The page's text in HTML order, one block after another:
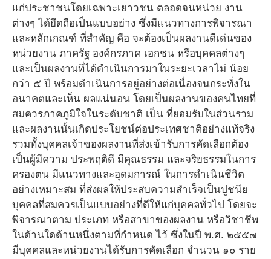
แก่ประชาชนโดยเฉพาะเยาวชน ตลอดจนหน่วย งาน
ต่างๆ ได้ยึดถือเป็นแบบอย่าง ซึ่งมีแนวทางการพิจารณา
และหลักเกณฑ์ ที่สำคัญ คือ จะต้องเป็นผลงานดีเด่นของ
หน่วยงาน ภาครัฐ องค์กรภาค เอกชน หรือบุคคลต่างๆ
และเป็นผลงานที่ได้ดำเนินการมาในระยะเวลาไม่ น้อย
กว่า ๕ ปี พร้อมดำเนินการอยู่อย่างต่อเนื่องจนกระทั่งใน
อนาคตและเห็น ผลแน่นอน โดยเป็นผลงานของคนไทยที่
สมควรภาคภูมิใจในระดับชาติ เป็น ที่ยอมรับในส่วนรวม
และผลงานนั้นเกิดประโยชน์ต่อประเทศชาติอย่างแท้จริง
รวมทั้งบุคคลเจ้าของผลงานที่ส่งเข้ารับการคัดเลือกต้อง
เป็นผู้มีความ ประพฤติดี มีคุณธรรม และจริยธรรมในการ
ครองตน มีแนวทางและอุดมการณ์ ในการดำเนินชีวิต
อย่างเหมาะสม ที่ส่งผลให้ประสบความสำเร็จเป็นปูชนีย
บุคคลที่สมควรเป็นแบบอย่างที่ดีให้แก่บุคคลทั่วไป โดยจะ
พิจารณาตาม ประเภท หรือสาขาของผลงาน หรือวิชาชีพ
ในด้านใดด้านหนึ่งตามที่กำหนด ไว้ ซึ่งในปี พ.ศ. ๒๕๕๗
มีบุคคลและหน่วยงานได้รับการคัดเลือก จำนวน ๑๐ ราย